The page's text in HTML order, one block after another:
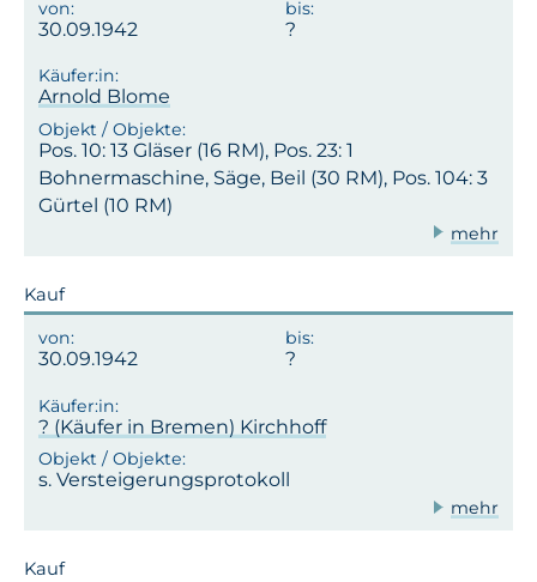
30.09.1942
Arnold Blome
Pos. 10: 13 Gläser (16 RM), Pos. 23: 1
Bohnermaschine, Säge, Beil (30 RM), Pos. 104: 3
Gürtel (10 RM)
mehr
Kauf
30.09.1942
? (Käufer in Bremen) Kirchhoff
s. Versteigerungsprotokoll
mehr
Kauf